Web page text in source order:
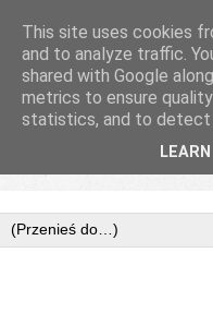
This site uses cookies
and to analyze traffic.
shared with Google
metrics to ensure
statistics, and to detect